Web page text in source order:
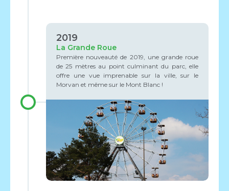
2019
La Grande Roue
Première nouveauté de 2019, une grande roue
de 25 mètres au point culminant du parc, elle
offre une vue imprenable sur la ville, sur le
Morvan et même sur le Mont Blanc !